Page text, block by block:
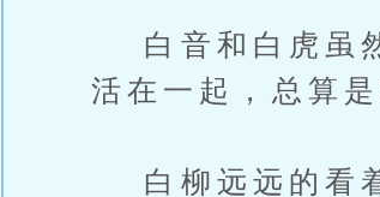
白音和白虎虽然
活在一起，总算
白柳远远的看